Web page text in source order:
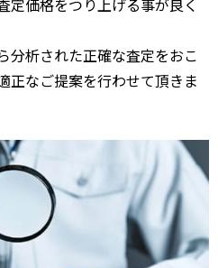
定価格をつり上げる事が良く
分析された正確な査定をおこ
正なご提案を行わせて頂きま